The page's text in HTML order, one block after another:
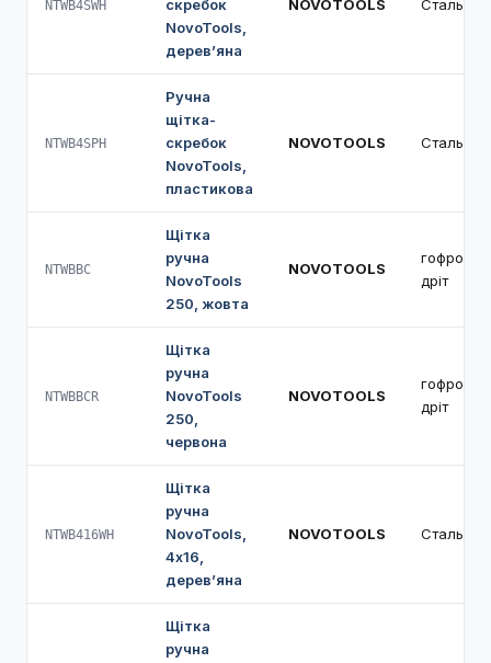
NTWB4SWH
скребок
NovoTools,
дерев’яна
NOVOTOOLS Сталь
NTWB4SPH
Ручна
щітка-
скребок
NovoTools,
пластикова
NOVOTOOLS Сталь
NTWBBC
Щітка
ручна
NovoTools
250, жовта
NOVOTOOLS
дріт
NTWBBCR
Щітка
ручна
NovoTools
250,
червона
NOVOTOOLS
дріт
NTWB416WH
Щітка
ручна
NovoTools,
4х16,
дерев’яна
NOVOTOOLS Сталь
Щітка
ручна